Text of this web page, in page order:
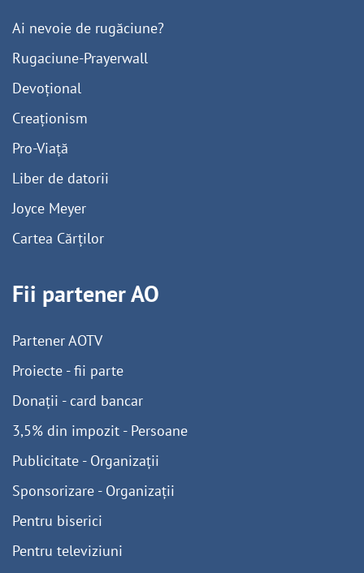
Ai nevoie de rugăciune?
Rugaciune-Prayerwall
Devoțional
Creaționism
Pro-Viață
Liber de datorii
Joyce Meyer
Cartea Cărților
Fii partener AO
Partener AOTV
Proiecte - fii parte
Donații - card bancar
3,5% din impozit - Persoane
Publicitate - Organizații
Sponsorizare - Organizații
Pentru biserici
Pentru televiziuni